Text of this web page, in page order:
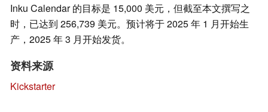
Inku Calendar 的目标是 15,000 美元，但截至本文撰写之
时，已达到 256,739 美元。预计将于 2025 年 1 月开始生
产，2025 年 3 月开始发货。
资料来源
Kickstarter